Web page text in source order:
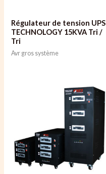
Régulateur de tension UPS
TECHNOLOGY 15KVA Tri /
Tri
Avr gros système